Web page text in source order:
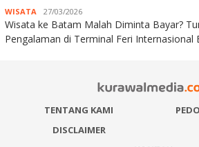
WISATA 27/03/2026
Wisata ke Batam Malah Diminta Bayar?
Pengalaman di Terminal Feri Internasional
TENTANG KAMI
DISCLAIMER